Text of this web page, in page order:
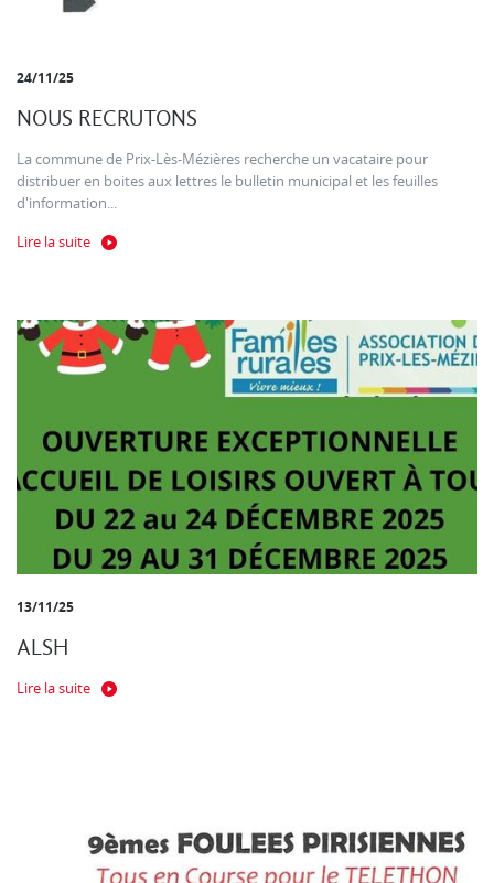
24/11/25
NOUS RECRUTONS
La commune de Prix-Lès-Mézières recherche un vacataire pour
distribuer en boites aux lettres le bulletin municipal et les feuilles
d'information...
Lire la suite
13/11/25
ALSH
Lire la suite